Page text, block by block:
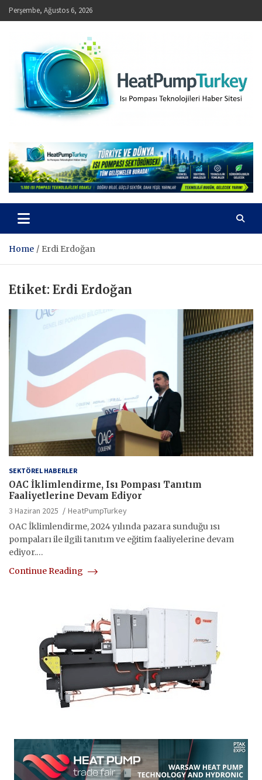
Skip
to
Perşembe, Ağustos 6, 2026
Home Erdi Erdoğan
Etiket: Erdi Erdoğan
SEKTÖREL HABERLER
OAC İklimlendirme, Isı Pompası Tanıtım
Faaliyetlerine Devam Ediyor
3 Haziran 2025
HeatPumpTurkey
OAC İklimlendirme, 2024 yılında pazara sunduğu ısı
pompaları ile ilgili tanıtım ve eğitim faaliyelerine devam
ediyor.…
Continue Reading